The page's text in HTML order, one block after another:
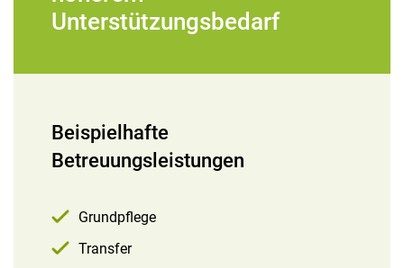
Unterstützungsbedarf
Beispielhafte
Betreuungsleistungen
Grundpflege
Transfer